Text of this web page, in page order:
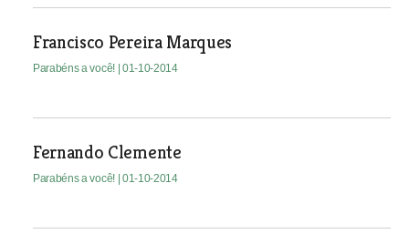
Francisco Pereira Marques
Parabéns a você! | 01-10-2014
Fernando Clemente
Parabéns a você! | 01-10-2014